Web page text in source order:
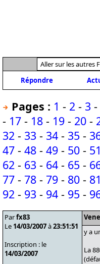
Répondre
Pages : 1 - 2 - 3 -
- 17 - 18 - 19 - 20 -
32 - 33 - 34 - 35 -
47 - 48 - 49 - 50 - 51
62 - 63 - 64 - 65 -
77 - 78 - 79 - 80 - 81
92 - 93 - 94 - 95 -
Parfx83
Le 14/03/2007à23:51:51
Inscription : le
14/03/2007
y a
La